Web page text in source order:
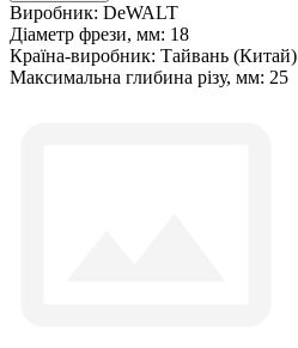
Виробник: DeWALT
Діаметр фрези, мм: 18
Країна-виробник: Тайвань (Китай)
Максимальна глибина різу, мм: 25